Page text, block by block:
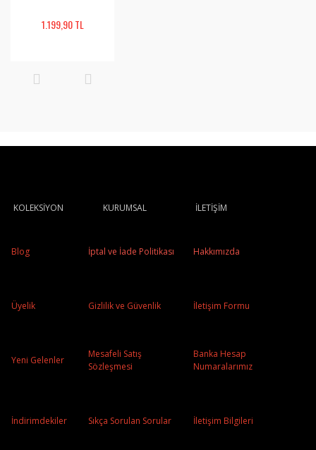
1.199,90 TL
KOLEKSİYON KURUMSAL İLETİŞİM
Blog İptal ve İade Politikası Hakkımızda
Üyelik Gizlilik ve Güvenlik İletişim Formu
Yeni Gelenler
Mesafeli Satış
Sözleşmesi
Banka Hesap
Numaralarımız
İndirimdekiler Sıkça Sorulan Sorular İletişim Bilgileri